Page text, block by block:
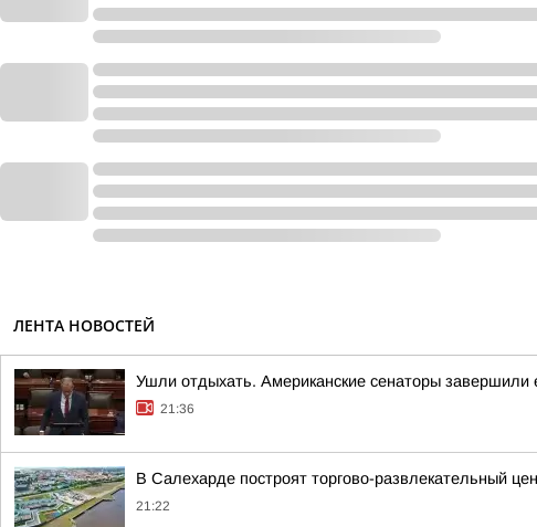
ЛЕНТА НОВОСТЕЙ
Ушли отдыхать. Американские сенаторы завершили
21:36
В Салехарде построят торгово-развлекательный
21:22